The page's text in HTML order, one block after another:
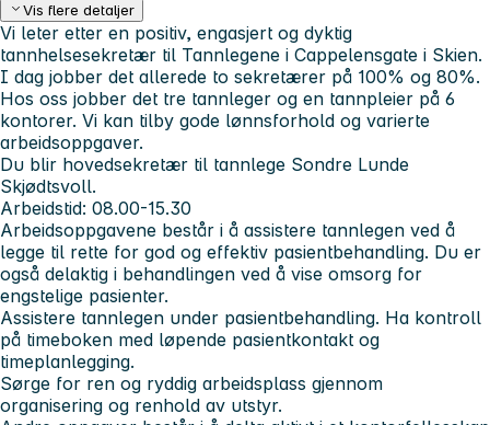
Vis flere detaljer
Vi leter etter en positiv, engasjert og dyktig
tannhelsesekretær til Tannlegene i Cappelensgate i Skien.
I dag jobber det allerede to sekretærer på 100% og 80%.
Hos oss jobber det tre tannleger og en tannpleier på 6
kontorer. Vi kan tilby gode lønnsforhold og varierte
arbeidsoppgaver.
Du blir hovedsekretær til tannlege Sondre Lunde
Skjødtsvoll.
Arbeidstid: 08.00-15.30
Arbeidsoppgavene består i å assistere tannlegen ved å
legge til rette for god og effektiv pasientbehandling. Du er
også delaktig i behandlingen ved å vise omsorg for
engstelige pasienter.
Assistere tannlegen under pasientbehandling. Ha kontroll
på timeboken med løpende pasientkontakt og
timeplanlegging.
Sørge for ren og ryddig arbeidsplass gjennom
organisering og renhold av utstyr.